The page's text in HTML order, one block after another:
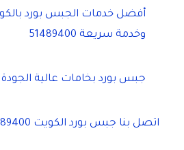
أفضل خدمات الجبس بورد
وخدمة سريعة 51489400
جبس بورد بخامات عالية الجودة 51489400
اتصل بنا جبس بورد الكويت 51489400